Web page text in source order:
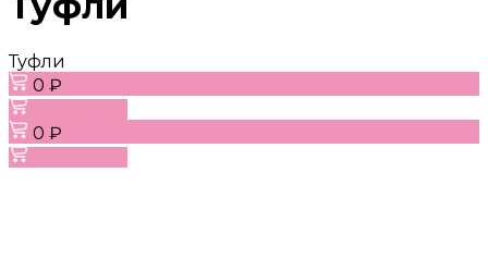
Туфли
0 ₽
0 ₽